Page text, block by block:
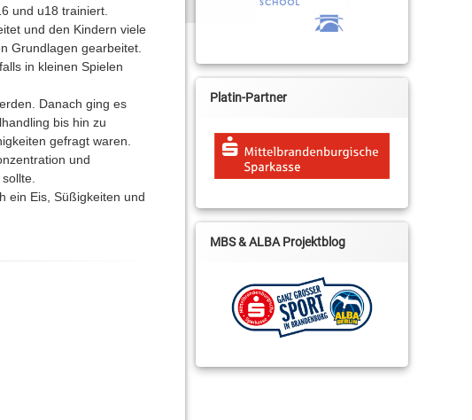
und u18 trainiert.
und den Kindern viele
Grundlagen gearbeitet.
in kleinen Spielen
Danach ging es
bis hin zu
gefragt waren.
und
ein Eis, Süßigkeiten und
Platin-Partner
MBS & ALBA Projektblog